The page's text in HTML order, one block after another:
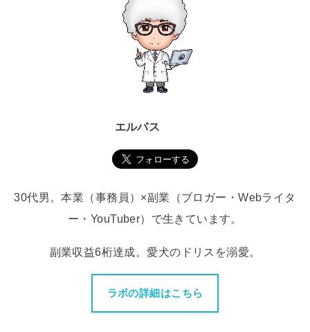
エルバス
30代男。本業（事務員）×副業（ブロガー・Webライタ
ー・YouTuber）で生きています。
副業収益6桁達成。愛犬のドリスを溺愛。
ラボの詳細はこちら